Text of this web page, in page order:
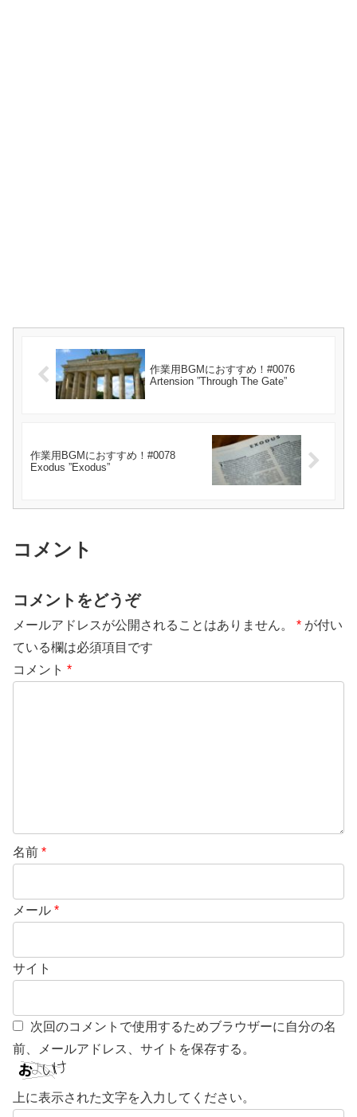
作業用BGMにおすすめ！#0076
Artension ”Through The Gate”
作業用BGMにおすすめ！#0078
Exodus ”Exodus”
コメント
コメントをどうぞ
メールアドレスが公開されることはありません。 * が付い
ている欄は必須項目です
コメント *
名前 *
メール *
サイト
次回のコメントで使用するためブラウザーに自分の名
前、メールアドレス、サイトを保存する。
上に表示された文字を入力してください。